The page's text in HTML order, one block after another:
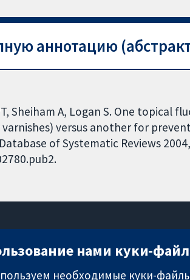
аннотацию
Sheiham A, Logan S. One topical
versus another for
of Systematic Reviews 2004,
11-13
нами куки-
необходимые куки-